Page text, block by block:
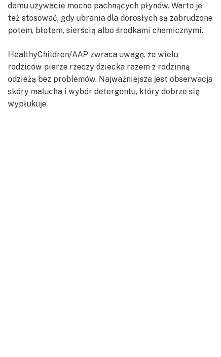
domu używacie mocno pachnących płynów. Warto je
też stosować, gdy ubrania dla dorosłych są zabrudzone
potem, błotem, sierścią albo środkami chemicznymi.
HealthyChildren/AAP zwraca uwagę, że wielu
rodziców pierze rzeczy dziecka razem z rodzinną
odzieżą bez problemów. Najważniejsza jest obserwacja
skóry malucha i wybór detergentu, który dobrze się
wypłukuje.